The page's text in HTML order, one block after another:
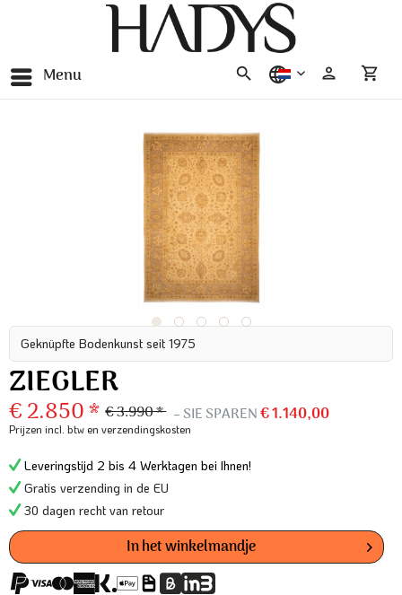
Menu nederlands
Geknüpfte Bodenkunst seit 1975
ZIEGLER
€ 2.850 * € 3.990 * – SIE SPAREN€ 1.140,00
Prijzen incl. btwen verzendingskosten
Leveringstijd 2 bis 4 Werktagen bei Ihnen!
Gratis verzending in de EU
30 dagen recht van retour
In het winkelmandje